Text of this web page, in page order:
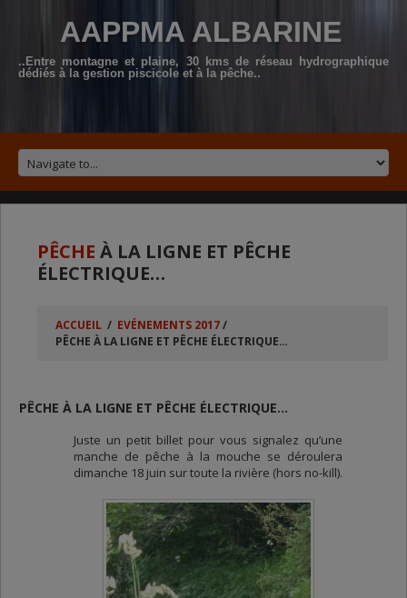
AAPPMA ALBARINE
..Entre montagne et plaine, 30 kms de réseau hydrographique
dédiés à la gestion piscicole et à la pêche..
PÊCHE À LA LIGNE ET PÊCHE
ÉLECTRIQUE…
ACCUEIL / EVÉNEMENTS 2017/
PÊCHE À LA LIGNE ET PÊCHE ÉLECTRIQUE…
PÊCHE À LA LIGNE ET PÊCHE ÉLECTRIQUE…
Juste un petit billet pour vous signalez qu’une
manche de pêche à la mouche se déroulera
dimanche 18 juin sur toute la rivière (hors no-kill).